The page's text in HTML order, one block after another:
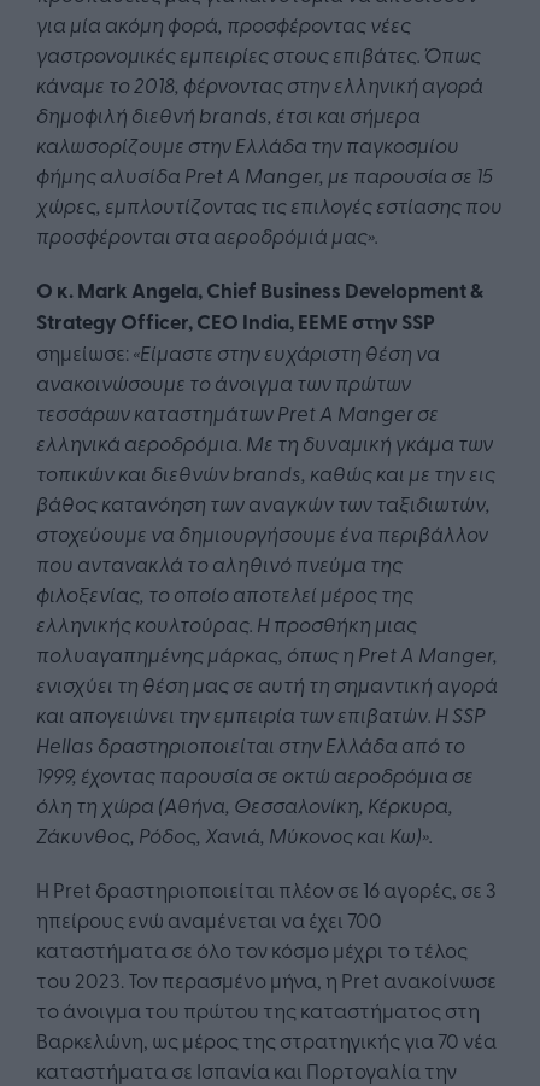
για μία ακόμη φορά, προσφέροντας νέες
γαστρονομικές εμπειρίες στους επιβάτες. Όπως
κάναμε το 2018, φέρνοντας στην ελληνική αγορά
δημοφιλή διεθνή brands, έτσι και σήμερα
καλωσορίζουμε στην Ελλάδα την παγκοσμίου
φήμης αλυσίδα Pret A Manger, με παρουσία σε 15
χώρες, εμπλουτίζοντας τις επιλογές εστίασης που
προσφέρονται στα αεροδρόμιά μας».
Ο κ. Mark Angela, Chief Business Development &
Strategy Officer, CEO India, EEME στην SSP
σημείωσε: «Είμαστε στην ευχάριστη θέση να
ανακοινώσουμε το άνοιγμα των πρώτων
τεσσάρων καταστημάτων Pret A Manger σε
ελληνικά αεροδρόμια. Με τη δυναμική γκάμα των
τοπικών και διεθνών brands, καθώς και με την εις
βάθος κατανόηση των αναγκών των ταξιδιωτών,
στοχεύουμε να δημιουργήσουμε ένα περιβάλλον
που αντανακλά το αληθινό πνεύμα της
φιλοξενίας, το οποίο αποτελεί μέρος της
ελληνικής κουλτούρας. Η προσθήκη μιας
πολυαγαπημένης μάρκας, όπως η Pret A Manger,
ενισχύει τη θέση μας σε αυτή τη σημαντική αγορά
και απογειώνει την εμπειρία των επιβατών. Η SSP
Hellas δραστηριοποιείται στην Ελλάδα από το
1999, έχοντας παρουσία σε οκτώ αεροδρόμια σε
όλη τη χώρα (Αθήνα, Θεσσαλονίκη, Κέρκυρα,
Ζάκυνθος, Ρόδος, Χανιά, Μύκονος και Κω)».
Η Pret δραστηριοποιείται πλέον σε 16 αγορές, σε 3
ηπείρους ενώ αναμένεται να έχει 700
καταστήματα σε όλο τον κόσμο μέχρι το τέλος
του 2023. Τον περασμένο μήνα, η Pret ανακοίνωσε
το άνοιγμα του πρώτου της καταστήματος στη
Βαρκελώνη, ως μέρος της στρατηγικής για 70 νέα
καταστήματα σε Ισπανία και Πορτογαλία την